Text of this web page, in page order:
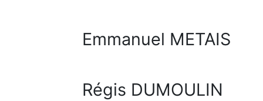
Emmanuel METAIS
Régis DUMOULIN